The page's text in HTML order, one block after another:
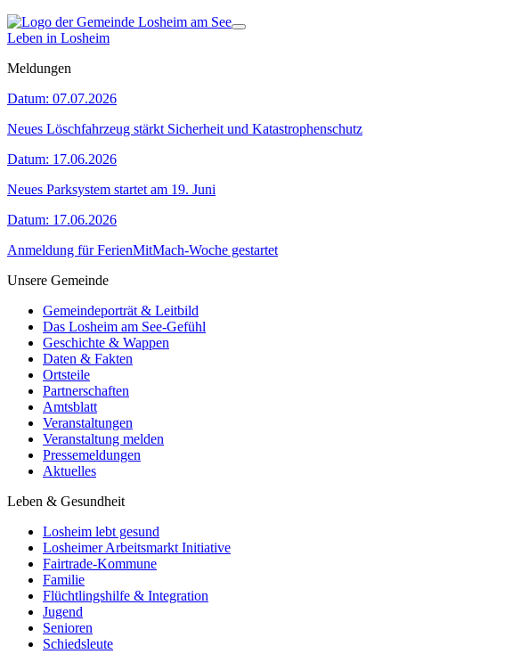
Leben in Losheim
Meldungen
Datum: 07.07.2026
Neues Löschfahrzeug stärkt Sicherheit und Katastrophenschutz
Datum: 17.06.2026
Neues Parksystem startet am 19. Juni
Datum: 17.06.2026
Anmeldung für FerienMitMach-Woche gestartet
Unsere Gemeinde
Gemeindeporträt & Leitbild
Das Losheim am See-Gefühl
Geschichte & Wappen
Daten & Fakten
Ortsteile
Partnerschaften
Amtsblatt
Veranstaltungen
Veranstaltung melden
Pressemeldungen
Aktuelles
Leben & Gesundheit
Losheim lebt gesund
Losheimer Arbeitsmarkt Initiative
Fairtrade-Kommune
Familie
Flüchtlingshilfe & Integration
Jugend
Senioren
Schiedsleute